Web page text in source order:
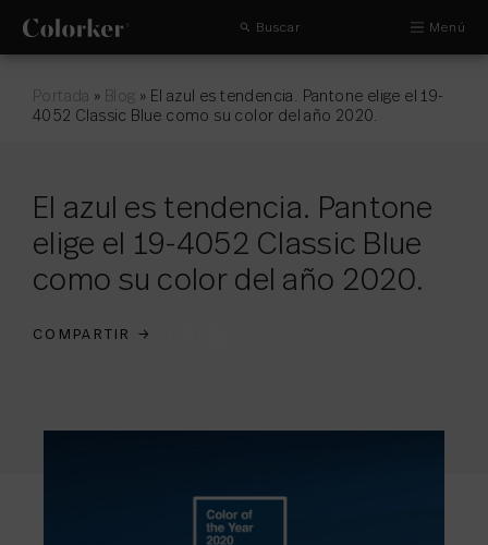
Buscar Menú
Portada » Blog » El azul es tendencia. Pantone elige el 19-
4052 Classic Blue como su color del año 2020.
El azul es tendencia. Pantone
elige el 19-4052 Classic Blue
como su color del año 2020.
COMPARTIR →